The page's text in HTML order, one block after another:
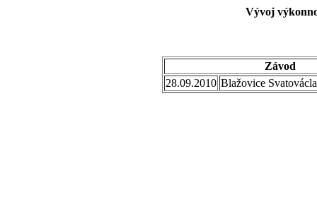
Vývoj
Závod
28.09.2010 Blažovice